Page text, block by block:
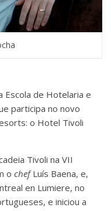
Escola de Hotelaria e
participa no novo
o Hotel Tivoli
Tivoli na VII
o chefLuís Baena, e,
en Lumiere, no
e iniciou a